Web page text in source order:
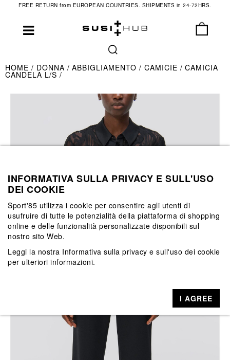
FREE RETURN from EUROPEAN COUNTRIES. SHIPMENTS in 24-72HRS.
HOME DONNA ABBIGLIAMENTO CAMICIE CAMICIA
CANDELA L/S
INFORMATIVA SULLA PRIVACY E SULL'USO
DEI COOKIE
Sport'85 utilizza i cookie per consentire agli utenti di
usufruire di tutte le potenzialità della piattaforma di shopping
online e delle funzionalità personalizzate disponibili sul
nostro sito Web.
Leggi la nostra Informativa sulla privacy e sull'uso dei cookie
per ulteriori informazioni.
I AGREE